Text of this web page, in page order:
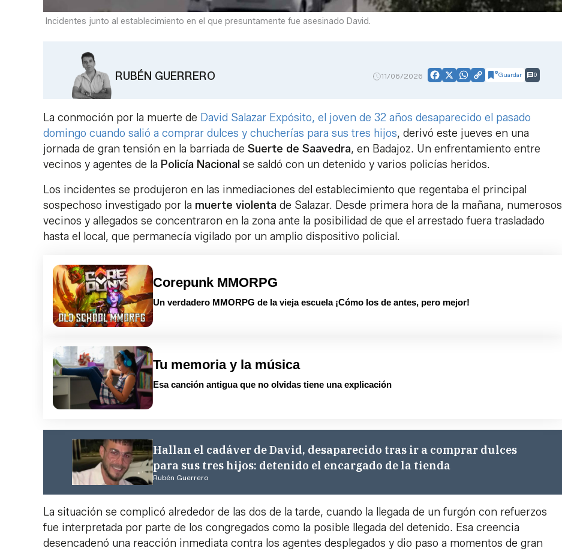
Incidentes junto al establecimiento en el que presuntamente fue asesinado David.
RUBÉN GUERRERO 11/06/2026 Facebook
X WhatsApp
CopyGuardar 0
La conmoción por la muerte de David Salazar Expósito, el joven de 32 años desaparecido el pasado
domingo cuando salió a comprar dulces y chucherías para sus tres hijos, derivó este jueves en una
jornada de gran tensión en la barriada de Suerte de Saavedra, en Badajoz. Un enfrentamiento entre
vecinos y agentes de la Policía Nacional se saldó con un detenido y varios policías heridos.
Los incidentes se produjeron en las inmediaciones del establecimiento que regentaba el principal
sospechoso investigado por la muerte violenta de Salazar. Desde primera hora de la mañana, numerosos
vecinos y allegados se concentraron en la zona ante la posibilidad de que el arrestado fuera trasladado
hasta el local, que permanecía vigilado por un amplio dispositivo policial.
Corepunk MMORPG
Un verdadero MMORPG de la vieja escuela ¡Cómo los de antes, pero mejor!
Tu memoria y la música
Esa canción antigua que no olvidas tiene una explicación
Hallan el cadáver de David, desaparecido tras ir a comprar dulces
para sus tres hijos: detenido el encargado de la tienda
Rubén Guerrero
La situación se complicó alrededor de las dos de la tarde, cuando la llegada de un furgón con refuerzos
fue interpretada por parte de los congregados como la posible llegada del detenido. Esa creencia
desencadenó una reacción inmediata contra los agentes desplegados y dio paso a momentos de gran